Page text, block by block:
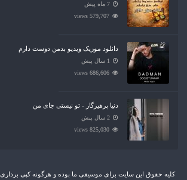
7 ماه پیش
579,707 views
دانلود موزیک ویدیو بدمن دوست دارم
1 سال پیش
686,606 views
دنیا پرهیزگار - تو نیستی جای من
2 سال پیش
825,030 views
کلیه حقوق این سایت برای موسیقی ما بوده و هرگونه کپی برداری